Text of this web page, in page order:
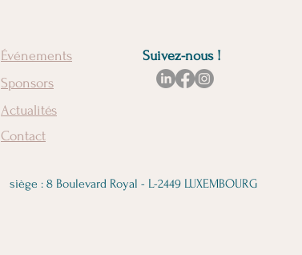
Événements
Sponsors
Suivez-nous !
Actualités
Contact
siège : 8 Boulevard Royal - L-2449 LUXEMBOURG